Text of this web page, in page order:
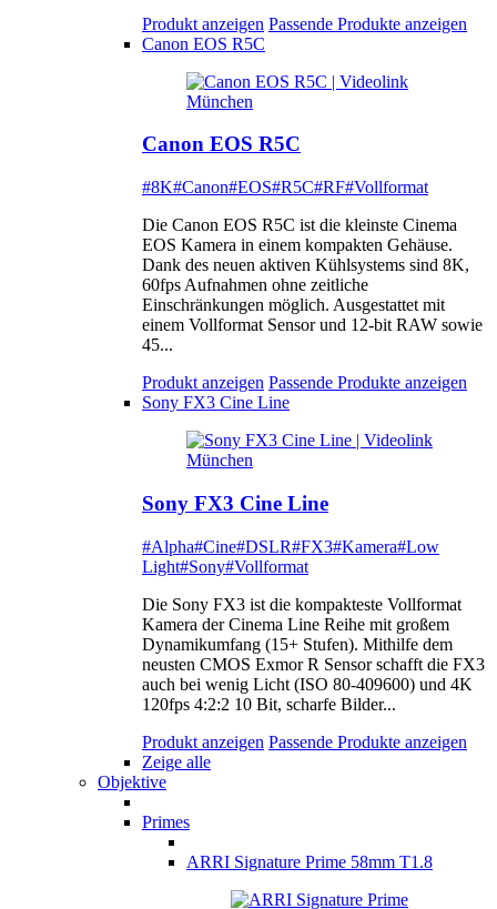
Produkt anzeigen Passende Produkte anzeigen
Canon EOS R5C
Canon EOS R5C
#8K#Canon#EOS#R5C#RF#Vollformat
Die Canon EOS R5C ist die kleinste Cinema
EOS Kamera in einem kompakten Gehäuse.
Dank des neuen aktiven Kühlsystems sind 8K,
60fps Aufnahmen ohne zeitliche
Einschränkungen möglich. Ausgestattet mit
einem Vollformat Sensor und 12-bit RAW sowie
45...
Produkt anzeigen Passende Produkte anzeigen
Sony FX3 Cine Line
Sony FX3 Cine Line
#Alpha#Cine#DSLR#FX3#Kamera#Low
Light#Sony#Vollformat
Die Sony FX3 ist die kompakteste Vollformat
Kamera der Cinema Line Reihe mit großem
Dynamikumfang (15+ Stufen). Mithilfe dem
neusten CMOS Exmor R Sensor schafft die FX3
auch bei wenig Licht (ISO 80-409600) und 4K
120fps 4:2:2 10 Bit, scharfe Bilder...
Produkt anzeigen Passende Produkte anzeigen
Zeige alle
Objektive
Primes
ARRI Signature Prime 58mm T1.8